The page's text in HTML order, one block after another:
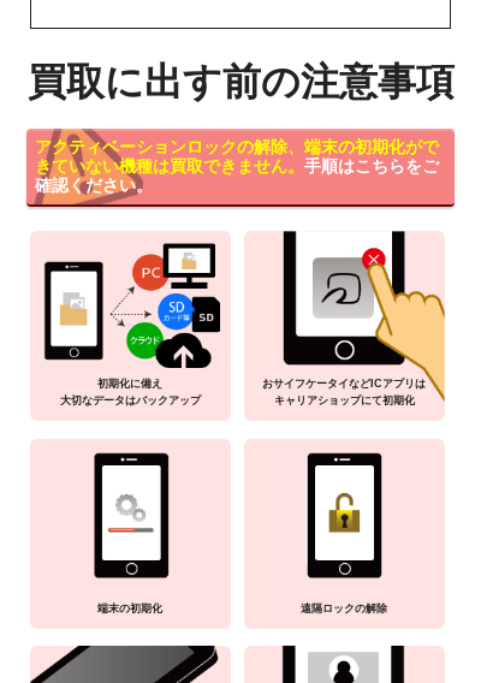
買取に出す前の注意事項
アクティベーションロックの解除、端末の初期化がで
きていない機種は買取できません。 手順はこちらをご
確認ください。
初期化に備え
大切なデータはバックアップ
おサイフケータイなどICアプリは
キャリアショップにて初期化
端末の初期化 遠隔ロックの解除